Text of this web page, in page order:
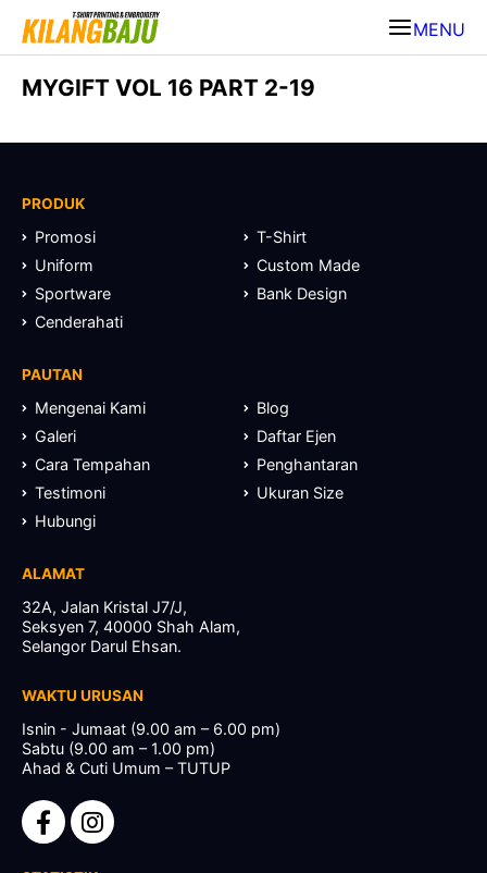
MENU
MYGIFT VOL 16 PART 2-19
PRODUK
Promosi
T-Shirt
Uniform
Custom Made
Sportware
Bank Design
Cenderahati
PAUTAN
Mengenai Kami
Blog
Galeri
Daftar Ejen
Cara Tempahan
Penghantaran
Testimoni
Ukuran Size
Hubungi
ALAMAT
32A, Jalan Kristal J7/J,
Seksyen 7, 40000 Shah Alam,
Selangor Darul Ehsan.
WAKTU URUSAN
Isnin - Jumaat (9.00 am – 6.00 pm)
Sabtu (9.00 am – 1.00 pm)
Ahad & Cuti Umum – TUTUP